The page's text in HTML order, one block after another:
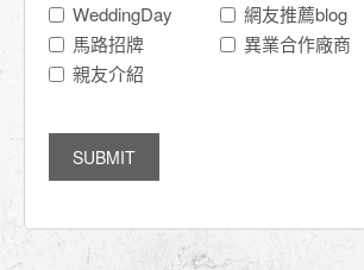
WeddingDay
網友推薦blog
馬路招牌
異業合作廠商
親友介紹
SUBMIT